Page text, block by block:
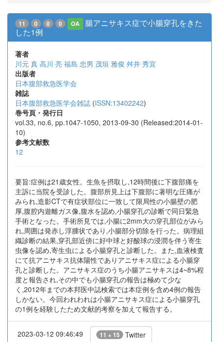
11 0 0 0 OA
腸アニサキス症で小腸穿孔をきた
した1例
著者
川元 真 高川 亮 福島 忠男 茂垣 雅俊 舛井 秀宜
出版者
日本腹部救急医学会
雑誌
日本腹部救急医学会雑誌 (ISSN:13402242)
巻号頁・発行日
vol.33, no.6, pp.1047-1050, 2013-09-30 (Released:2014-01-
10)
参考文献数
12
要旨:症例は21歳女性。生魚を摂取し,12時間後に下腹部痛を
主訴に当院を受診した。腹部所見上は下腹部に著明な圧痛が
みられ,造影CTで有症状部位に一致して限局性の小腸壁の肥
厚,腹腔内遊離ガス像,腹水を認め,小腸穿孔の診断で同日緊急
手術となった。手術所見では,小腸に2mm大の穿孔部位がみら
れ,周囲は発赤し浮腫状であり,小腸部分切除を行った。病理組
織診断の結果,穿孔部近傍に好中球と好酸球の浸潤を伴う寄生
虫像を認め,寄生虫による小腸穿孔と診断した。また,血液検査
にて抗アニサキス抗体陽性でありアニサキス症による小腸穿
孔と診断した。アニサキス症のうち小腸アニサキスは4~8%程
度と報告され,その中でも小腸穿孔の報告は極めて少な
く,2012年までの本邦医中誌検索では本症例を含め4例の報告
しかない。今回われわれは小腸アニサキス症による小腸穿孔
の1例を経験したため文献的考察を加えて報告する。
2023-03-12 09:46:49 11 + 15 Twitter